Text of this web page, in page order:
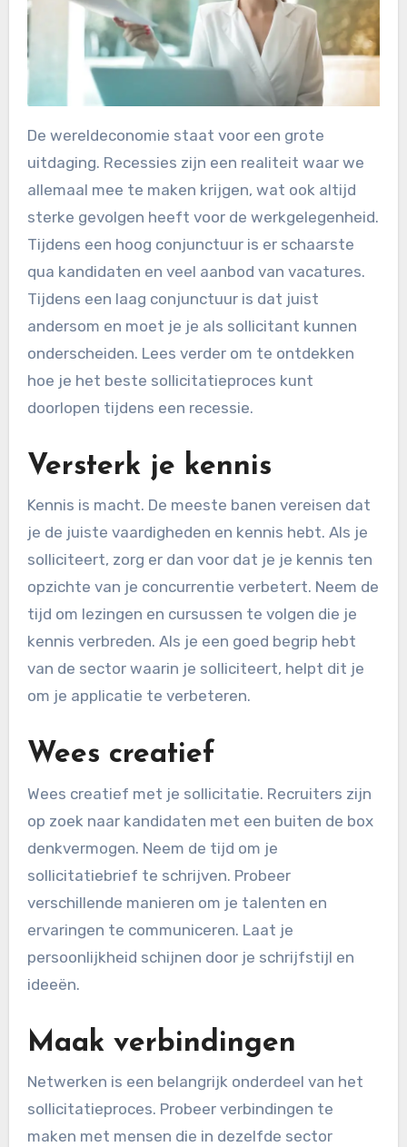
De wereldeconomie staat voor een grote
uitdaging. Recessies zijn een realiteit waar we
allemaal mee te maken krijgen, wat ook altijd
sterke gevolgen heeft voor de werkgelegenheid.
Tijdens een hoog conjunctuur is er schaarste
qua kandidaten en veel aanbod van vacatures.
Tijdens een laag conjunctuur is dat juist
andersom en moet je je als sollicitant kunnen
onderscheiden. Lees verder om te ontdekken
hoe je het beste sollicitatieproces kunt
doorlopen tijdens een recessie.
Versterk je kennis
Kennis is macht. De meeste banen vereisen dat
je de juiste vaardigheden en kennis hebt. Als je
solliciteert, zorg er dan voor dat je je kennis ten
opzichte van je concurrentie verbetert. Neem de
tijd om lezingen en cursussen te volgen die je
kennis verbreden. Als je een goed begrip hebt
van de sector waarin je solliciteert, helpt dit je
om je applicatie te verbeteren.
Wees creatief
Wees creatief met je sollicitatie. Recruiters zijn
op zoek naar kandidaten met een buiten de box
denkvermogen. Neem de tijd om je
sollicitatiebrief te schrijven. Probeer
verschillende manieren om je talenten en
ervaringen te communiceren. Laat je
persoonlijkheid schijnen door je schrijfstijl en
ideeën.
Maak verbindingen
Netwerken is een belangrijk onderdeel van het
sollicitatieproces. Probeer verbindingen te
maken met mensen die in dezelfde sector